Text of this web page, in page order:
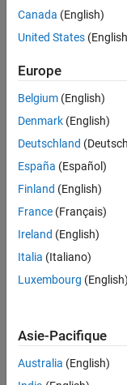
Canada (English)
United States
Europe
Belgium (English)
Denmark (English)
Deutschland
España (Español)
Finland (English)
France (Français)
Ireland (English)
Italia (Italiano)
Luxembourg (English)
Asie-Pacifique
Australia (English)
Lutte anti-piratage
© 1994-2026 The